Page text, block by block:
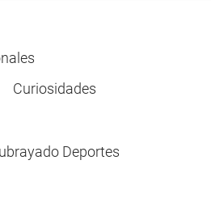
Curiosidades
Deportes